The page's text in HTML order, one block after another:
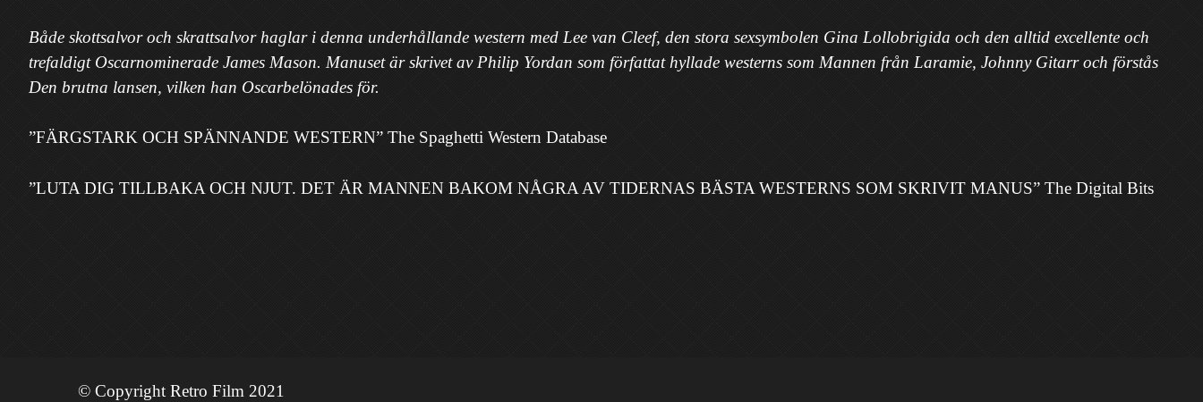
Både skottsalvor och skrattsalvor haglar i denna underhållande western med Lee van Cleef, den stora sexsymbolen Gina Lollobrigida och den alltid excellente och
trefaldigt Oscarnominerade James Mason. Manuset är skrivet av Philip Yordan som författat hyllade westerns som Mannen från Laramie, Johnny Gitarr och förstås
Den brutna lansen, vilken han Oscarbelönades för.
”FÄRGSTARK OCH SPÄNNANDE WESTERN” The Spaghetti Western Database
”LUTA DIG TILLBAKA OCH NJUT. DET ÄR MANNEN BAKOM NÅGRA AV TIDERNAS BÄSTA WESTERNS SOM SKRIVIT MANUS” The Digital Bits
© Copyright Retro Film 2021